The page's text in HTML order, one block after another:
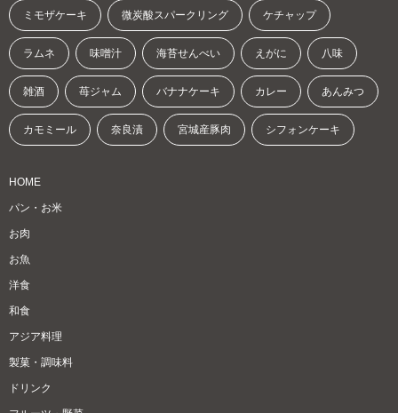
ミモザケーキ 微炭酸スパークリング ケチャップ
ラムネ 味噌汁 海苔せんべい えがに 八味
雑酒 苺ジャム バナナケーキ カレー あんみつ
カモミール 奈良漬 宮城産豚肉 シフォンケーキ
HOME
パン・お米
お肉
お魚
洋食
和食
アジア料理
製菓・調味料
ドリンク